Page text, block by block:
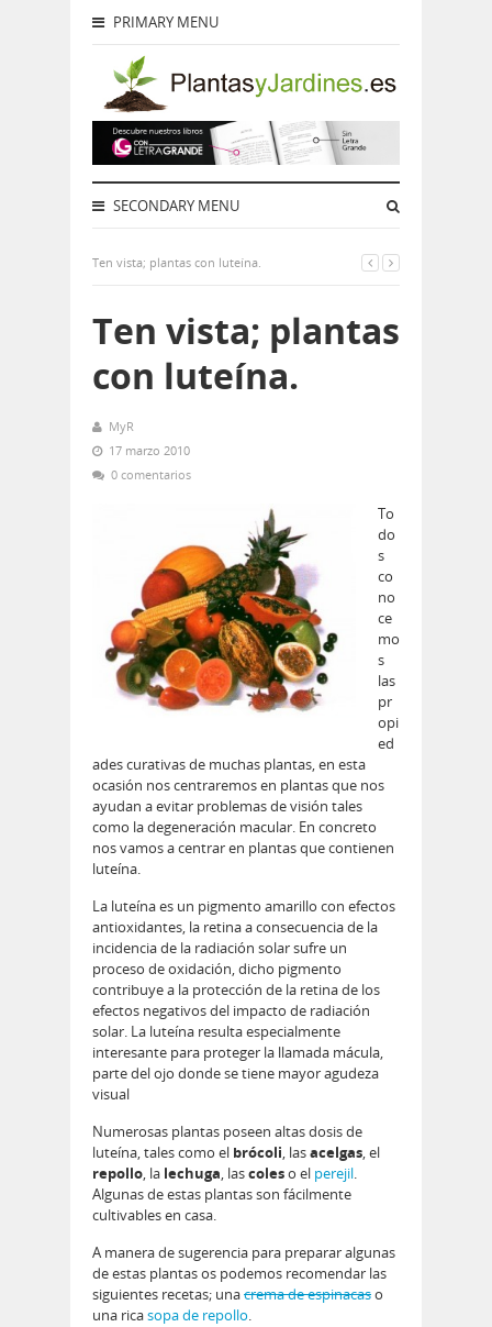
PRIMARY MENU
SECONDARY MENU
Ten vista; plantas con luteína.
Ten vista; plantas
con luteína.
MyR
17 marzo 2010
0 comentarios
To
do
s
co
no
ce
mo
s
las
pr
opi
ed
ades curativas de muchas plantas, en esta
ocasión nos centraremos en plantas que nos
ayudan a evitar problemas de visión tales
como la degeneración macular. En concreto
nos vamos a centrar en plantas que contienen
luteína.
La luteína es un pigmento amarillo con efectos
antioxidantes, la retina a consecuencia de la
incidencia de la radiación solar sufre un
proceso de oxidación, dicho pigmento
contribuye a la protección de la retina de los
efectos negativos del impacto de radiación
solar. La luteína resulta especialmente
interesante para proteger la llamada mácula,
parte del ojo donde se tiene mayor agudeza
visual
Numerosas plantas poseen altas dosis de
luteína, tales como el brócoli, lasacelgas, el
repollo, la lechuga, lascoleso el perejil.
Algunas de estas plantas son fácilmente
cultivables en casa.
A manera de sugerencia para preparar algunas
de estas plantas os podemos recomendar las
siguientes recetas; unacrema de espinacaso
una ricasopa de repollo.